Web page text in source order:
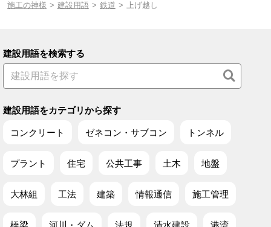
施工の神様
建設用語 鉄道 上げ越し
建設用語を検索する
建設用語をカテゴリから探す
コンクリート ゼネコン・サブコン トンネル
プラント 住宅 公共工事 土木 地盤
大林組 工法 建築 情報通信 施工管理
橋梁 河川・ダム 法規 清水建設 港湾